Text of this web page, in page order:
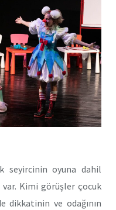
seyircinin oyuna dahil
Kimi görüşler çocuk
dikkatinin ve odağının